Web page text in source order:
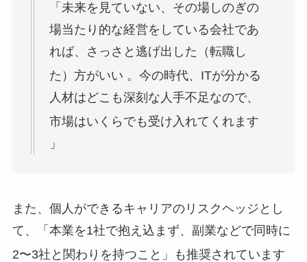
「未来を見ていない、その場しのぎの
場当たり的な経営をしている会社であ
れば、さっさと逃げ出した（転職し
た）方がいい 。今の時代、ITが分かる
人材はどこも深刻な人手不足なので、
市場はいくらでも受け入れてくれます
」
また、個人ができるキャリアのリスクヘッジとし
て、「本業を1社で抱え込まず、副業などで同時に
2〜3社と関わりを持つこと」も推奨されています